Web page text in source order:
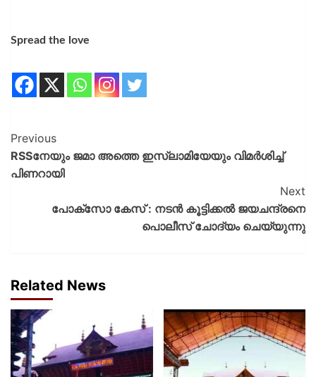
Spread the love
Previous
RSSനേയും ജമാ അത്തെ ഇസ്ലാമിയേയും വിമർശിച്ച്‌
പിണറായി
Next
പോക്സോ കേസ് : നടൻ കൂട്ടിക്കൽ ജയചന്ദ്രനെ
പൊലീസ് ചോദ്യം ചെയ്യുന്നു
Related News